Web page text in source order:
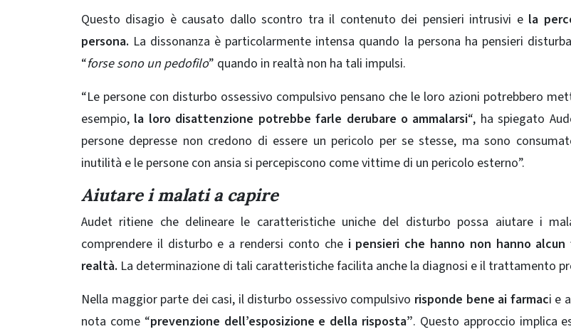
Questo disagio è causato dallo scontro tra il contenuto dei pensieri intrusivi e la
persona. La dissonanza è particolarmente intensa quando la persona ha pensieri
“forse sono un pedofilo” quando in realtà non ha tali impulsi.
“Le persone con disturbo ossessivo compulsivo pensano che le loro azioni potrebbero
esempio, la loro disattenzione potrebbe farle derubare o ammalarsi“, ha spiegato
persone depresse non credono di essere un pericolo per se stesse, ma sono
inutilità e le persone con ansia si percepiscono come vittime di un pericolo esterno”.
Aiutare i malati a capire
Audet ritiene che delineare le caratteristiche uniche del disturbo possa aiutare i
comprendere il disturbo e a rendersi conto che i pensieri che hanno non hanno
realtà. La determinazione di tali caratteristiche facilita anche la diagnosi e il trattamento
Nella maggior parte dei casi, il disturbo ossessivo compulsivo risponde bene ai farmaci e
nota come “prevenzione dell’esposizione e della risposta”. Questo approccio implica